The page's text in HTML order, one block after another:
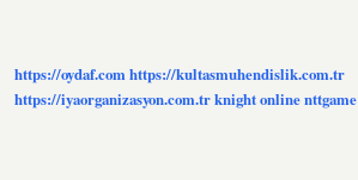
https://oydaf.comhttps://kultasmuhendislik.com.tr
https://iyaorganizasyon.com.trknight onlinenttgame